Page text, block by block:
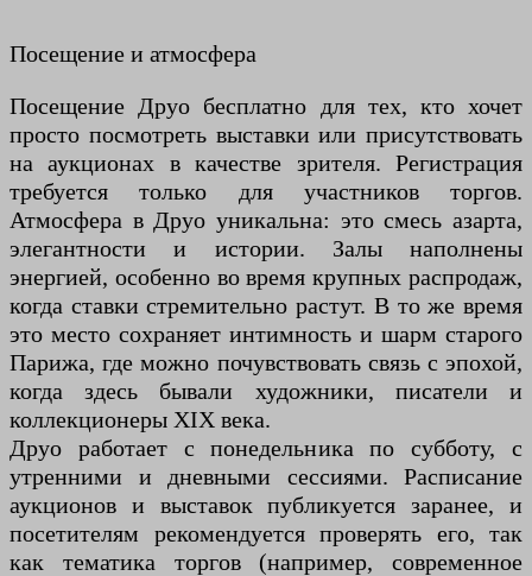
Посещение и атмосфера
Посещение Друо бесплатно для тех, кто хочет
просто посмотреть выставки или присутствовать
на аукционах в качестве зрителя. Регистрация
требуется только для участников торгов.
Атмосфера в Друо уникальна: это смесь азарта,
элегантности и истории. Залы наполнены
энергией, особенно во время крупных распродаж,
когда ставки стремительно растут. В то же время
это место сохраняет интимность и шарм старого
Парижа, где можно почувствовать связь с эпохой,
когда здесь бывали художники, писатели и
коллекционеры XIX века.
Друо работает с понедельника по субботу, с
утренними и дневными сессиями. Расписание
аукционов и выставок публикуется заранее, и
посетителям рекомендуется проверять его, так
как тематика торгов (например, современное